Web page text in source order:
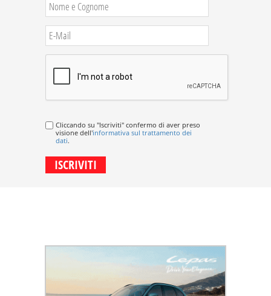
Cliccando su "Iscriviti" confermo di aver preso
visione dell'informativa sul trattamento dei
dati.